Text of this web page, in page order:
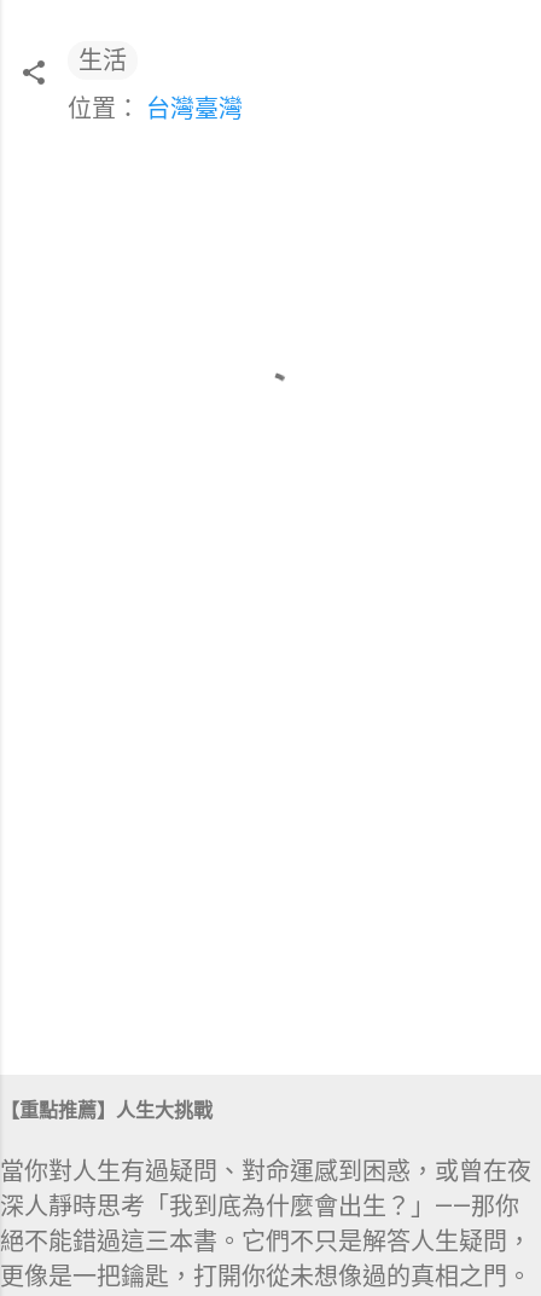
生活
位置： 台灣臺灣
【重點推薦】人生大挑戰
當你對人生有過疑問、對命運感到困惑，或曾在夜
深人靜時思考「我到底為什麼會出生？」——那你
絕不能錯過這三本書。它們不只是解答人生疑問，
更像是一把鑰匙，打開你從未想像過的真相之門。